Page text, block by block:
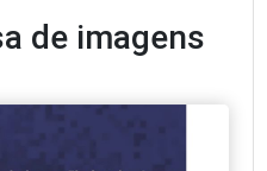
de imagens